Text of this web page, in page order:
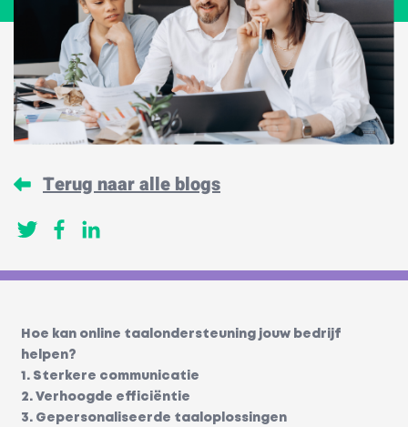
Terug naar alle blogs
Hoe kan online taalondersteuning jouw bedrijf
helpen?
1. Sterkere communicatie
2. Verhoogde efficiëntie
3. Gepersonaliseerde taaloplossingen